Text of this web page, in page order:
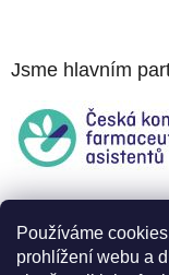
Používáme
prohlížení webu a
Jsme hlavním